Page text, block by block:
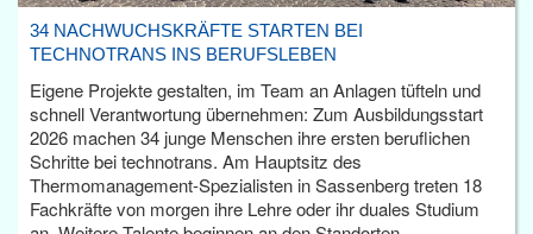
34 NACHWUCHSKRÄFTE STARTEN BEI
TECHNOTRANS INS BERUFSLEBEN
Eigene Projekte gestalten, im Team an Anlagen tüfteln und
schnell Verantwortung übernehmen: Zum Ausbildungsstart
2026 machen 34 junge Menschen ihre ersten beruflichen
Schritte bei technotrans. Am Hauptsitz des
Thermomanagement-Spezialisten in Sassenberg treten 18
Fachkräfte von morgen ihre Lehre oder ihr duales Studium